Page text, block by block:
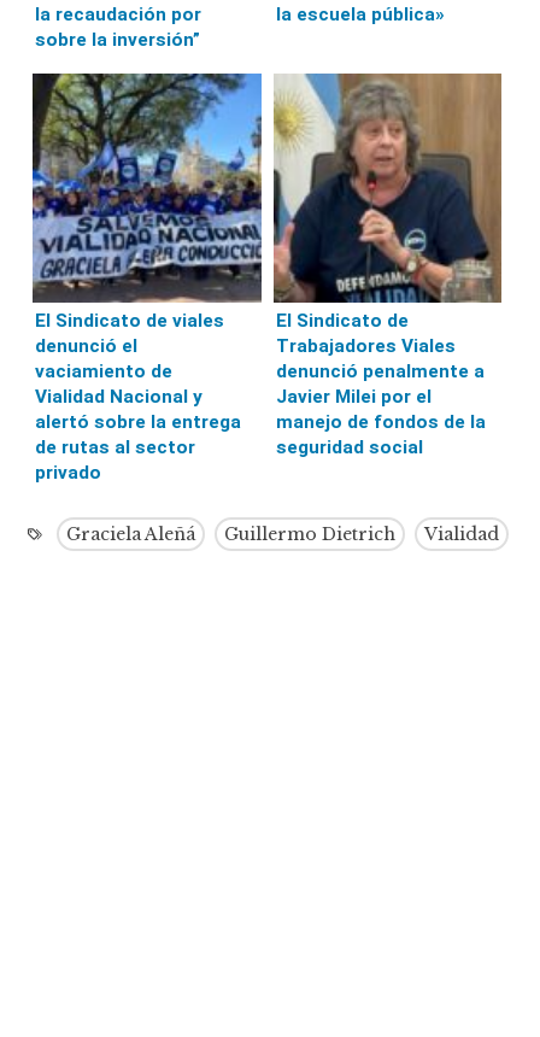
la recaudación por
sobre la inversión”
la escuela pública»
El Sindicato de viales
denunció el
vaciamiento de
Vialidad Nacional y
alertó sobre la entrega
de rutas al sector
privado
El Sindicato de
Trabajadores Viales
denunció penalmente a
Javier Milei por el
manejo de fondos de la
seguridad social
Graciela Aleñá Guillermo Dietrich Vialidad